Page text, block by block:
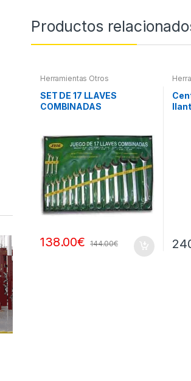
Productos
Herramientas Otros
SET DE 17 LLAVES
COMBINADAS
138.00€ 144.00€